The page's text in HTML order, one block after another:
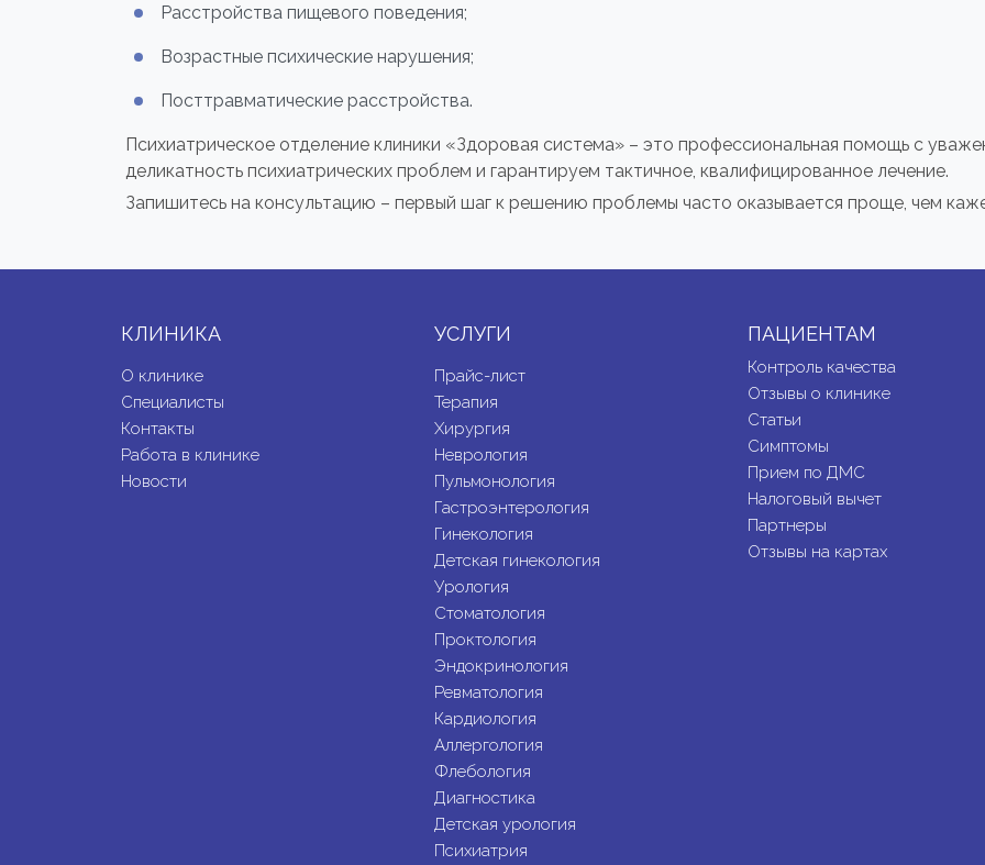
Расстройства пищевого поведения;
Возрастные психические нарушения;
Посттравматические расстройства.
Психиатрическое отделение клиники «Здоровая система» – это профессиональная помощь с
деликатность психиатрических проблем и гарантируем тактичное, квалифицированное лечение.
Запишитесь на консультацию – первый шаг к решению проблемы часто оказывается проще, чем
КЛИНИКА
О клинике
Специалисты
Контакты
Работа в клинике
Новости
УСЛУГИ
Прайс-лист
Терапия
Хирургия
Неврология
Пульмонология
Гастроэнтерология
Гинекология
Детская гинекология
Урология
Стоматология
Проктология
Эндокринология
Ревматология
Кардиология
Аллергология
Флебология
Диагностика
Детская урология
Психиатрия
ПАЦИЕНТАМ
Контроль качества
Отзывы о клинике
Статьи
Симптомы
Прием по ДМС
Налоговый вычет
Партнеры
Отзывы на картах